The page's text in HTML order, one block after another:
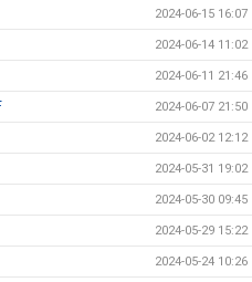
2024-06-15 16:07
2024-06-14 11:02
2024-06-11 21:46
2024-06-07 21:50
2024-06-02 12:12
2024-05-31 19:02
2024-05-30 09:45
2024-05-29 15:22
2024-05-24 10:26